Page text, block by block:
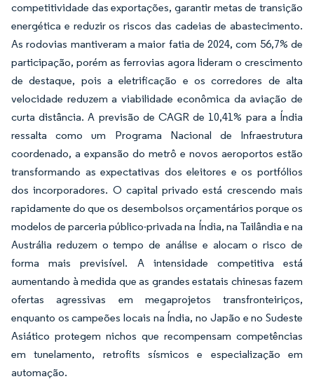
competitividade das exportações, garantir metas de transição
energética e reduzir os riscos das cadeias de abastecimento.
As rodovias mantiveram a maior fatia de 2024, com 56,7% de
participação, porém as ferrovias agora lideram o crescimento
de destaque, pois a eletrificação e os corredores de alta
velocidade reduzem a viabilidade econômica da aviação de
curta distância. A previsão de CAGR de 10,41% para a Índia
ressalta como um Programa Nacional de Infraestrutura
coordenado, a expansão do metrô e novos aeroportos estão
transformando as expectativas dos eleitores e os portfólios
dos incorporadores. O capital privado está crescendo mais
rapidamente do que os desembolsos orçamentários porque os
modelos de parceria público-privada na Índia, na Tailândia e na
Austrália reduzem o tempo de análise e alocam o risco de
forma mais previsível. A intensidade competitiva está
aumentando à medida que as grandes estatais chinesas fazem
ofertas agressivas em megaprojetos transfronteiriços,
enquanto os campeões locais na Índia, no Japão e no Sudeste
Asiático protegem nichos que recompensam competências
em tunelamento, retrofits sísmicos e especialização em
automação.